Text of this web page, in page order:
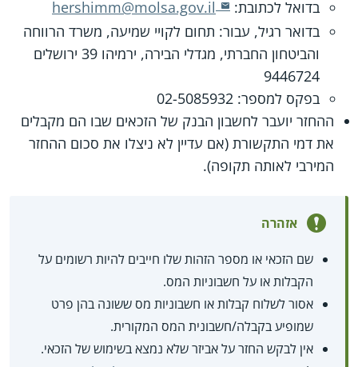
בדואל לכתובת:
hershimm@molsa.gov.il
בדואר רגיל, עבור: תחום לקויי שמיעה, משרד הרווחה
והביטחון החברתי, מגדלי הבירה, ירמיהו 39 ירושלים
9446724
בפקס למספר: 02-5085932
ההחזר יועבר לחשבון הבנק של הזכאים שבו הם מקבלים
את דמי התקשורת (אם עדיין לא ניצלו את סכום ההחזר
המירבי לאותה תקופה).
אזהרה
שם הזכאי או מספר הזהות שלו חייבים להיות רשומים על
הקבלות או על חשבוניות המס.
אסור לשלוח קבלות או חשבוניות מס ששונה בהן פרט
שמופיע בקבלה/חשבונית המס המקורית.
אין לבקש החזר על אביזר שלא נמצא בשימוש של הזכאי.